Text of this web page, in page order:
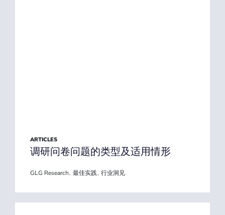
ARTICLES
调研问卷问题的类型及适用情形
GLG Research, 最佳实践, 行业洞见